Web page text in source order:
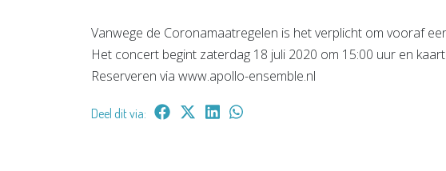
Vanwege de Coronamaatregelen is het verplicht om vooraf
Het concert begint zaterdag 18 juli 2020 om 15:00 uur en
Reserveren via www.apollo-ensemble.nl
Deel dit via: